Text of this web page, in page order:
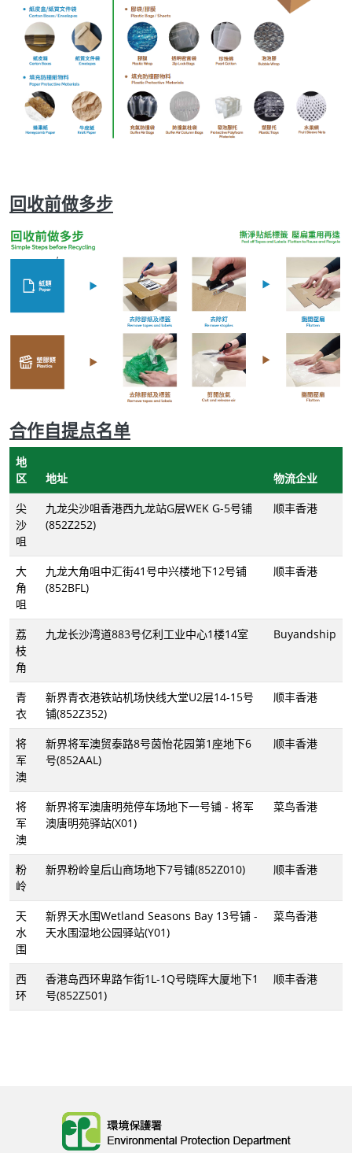
回收前做多步
合作自提点名单
地
区
地址
物流企业
尖
沙
咀
九龙尖沙咀香港西九龙站G层WEK G-5号铺
(852Z252)
顺丰香港
大
角
咀
九龙大角咀中汇街41号中兴楼地下12号铺
(852BFL)
顺丰香港
荔
枝
角
九龙长沙湾道883号亿利工业中心1楼14室 Buyandship
青
衣
新界青衣港铁站机场快线大堂U2层14-15号
铺(852Z352)
顺丰香港
将
军
澳
新界将军澳贸泰路8号茵怡花园第1座地下6
号(852AAL)
顺丰香港
将
军
澳
新界将军澳唐明苑停车场地下一号铺 - 将军
澳唐明苑驿站(X01)
菜鸟香港
粉
岭
新界粉岭皇后山商场地下7号铺(852Z010) 顺丰香港
天
水
围
新界天水围Wetland Seasons Bay 13号铺 -
天水围湿地公园驿站(Y01)
菜鸟香港
西
环
香港岛西环卑路乍街1L-1Q号晓晖大厦地下1
号(852Z501)
顺丰香港